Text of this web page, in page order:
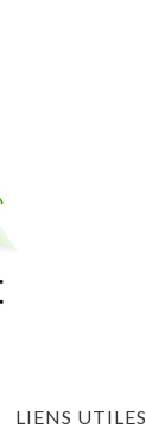
LIENS UTILES